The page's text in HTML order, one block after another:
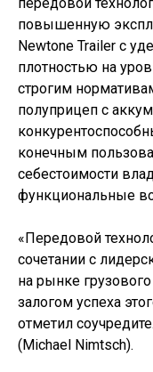
повышенную
Newtone Trailer с
плотностью на
строгим
полуприцеп с
конечным
себестоимости
функциональные
«Передовой
сочетании с
на рынке
залогом успеха
отметил
(Michael Nimtsch).